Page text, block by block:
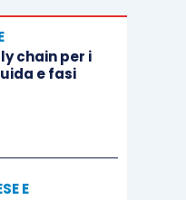
chain per i
e fasi
E